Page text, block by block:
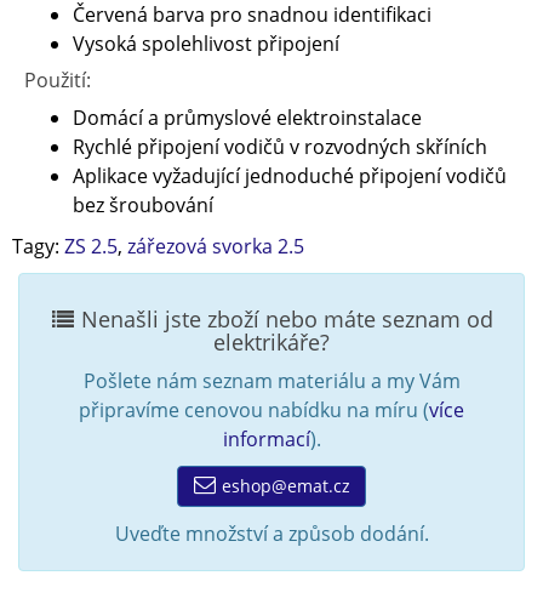
Červená barva pro snadnou identifikaci
Vysoká spolehlivost připojení
Použití:
Domácí a průmyslové elektroinstalace
Rychlé připojení vodičů v rozvodných skříních
Aplikace vyžadující jednoduché připojení vodičů
bez šroubování
Tagy: ZS 2.5, zářezová svorka 2.5
Nenašli jste zboží nebo máte seznam od
elektrikáře?
Pošlete nám seznam materiálu a my Vám
připravíme cenovou nabídku na míru (více
informací).
eshop@emat.cz
Uveďte množství a způsob dodání.